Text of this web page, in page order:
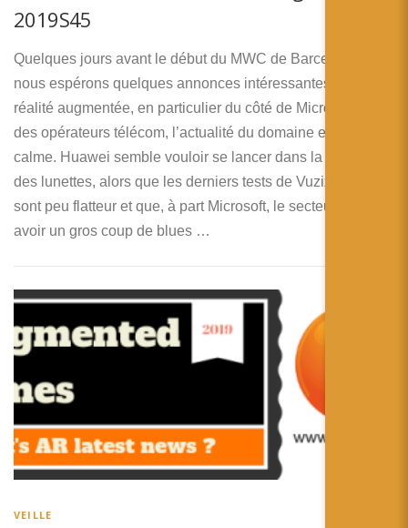
2019S45
Quelques jours avant le début du MWC de Barcelone où
nous espérons quelques annonces intéressantes pour la
réalité augmentée, en particulier du côté de Microsoft et
des opérateurs télécom, l’actualité du domaine est assez
calme. Huawei semble vouloir se lancer dans la bataille
des lunettes, alors que les derniers tests de Vuzix Blades
sont peu flatteur et que, à part Microsoft, le secteur semble
avoir un gros coup de blues …
VEILLE